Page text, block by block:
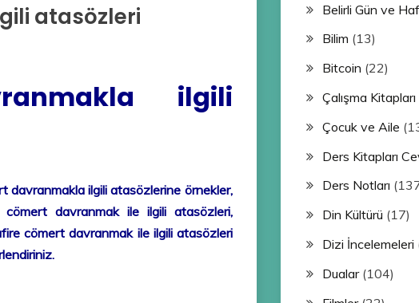
atasözleri
ilgili
davranmakla ilgili atasözlerine örnekler,
davranmak ile ilgili atasözleri,
cömert davranmak ile ilgili atasözleri
Belirli Gün ve
Bilim (13)
Bitcoin (22)
Çalışma
Çocuk ve Aile
Ders Kitapları
Ders Notları
Din Kültürü (17)
Dizi İncelemeleri
Dualar(104)